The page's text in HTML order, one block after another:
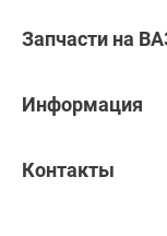
Запчасти на
Информация
Контакты